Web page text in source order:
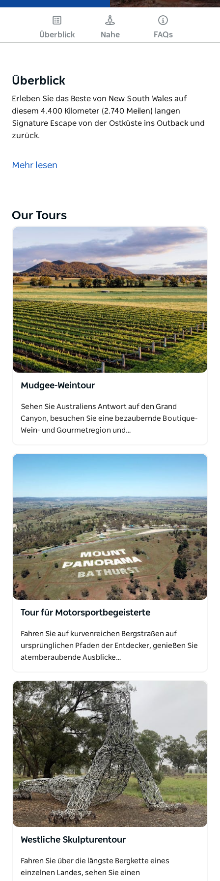
Überblick Nahe FAQs
Überblick
Erleben Sie das Beste von New South Wales auf
diesem 4.400 Kilometer (2.740 Meilen) langen
Signature Escape von der Ostküste ins Outback und
zurück.
diesem 4.400 Kilometer (2.740 Meilen) langen
Mehr lesen
Our Tours
Mudgee-Weintour
Sehen Sie Australiens Antwort auf den Grand
Canyon, besuchen Sie eine bezaubernde Boutique-
Wein- und Gourmetregion und…
Tour für Motorsportbegeisterte
Fahren Sie auf kurvenreichen Bergstraßen auf
ursprünglichen Pfaden der Entdecker, genießen Sie
atemberaubende Ausblicke…
Westliche Skulpturentour
Fahren Sie über die längste Bergkette eines
einzelnen Landes, sehen Sie einen